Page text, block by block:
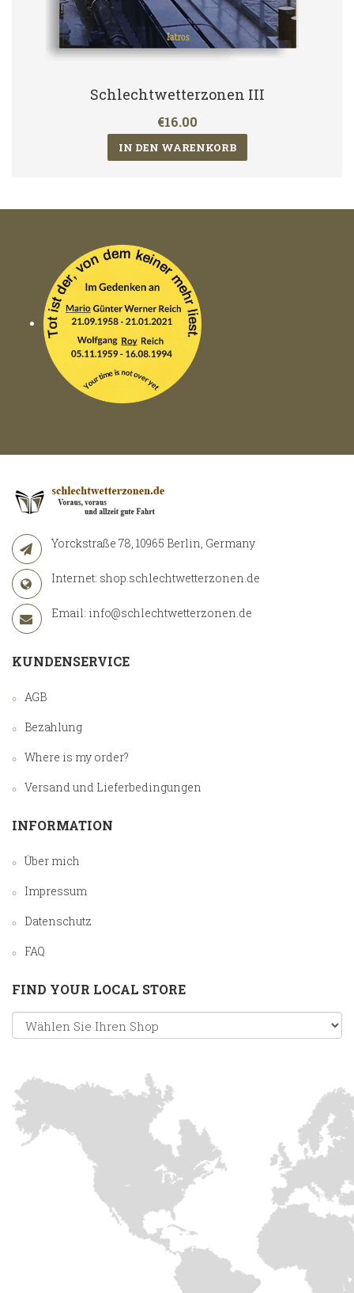
Schlechtwetterzonen III
€16.00
IN DEN WARENKORB
Yorckstraße 78, 10965 Berlin, Germany
Internet: shop.schlechtwetterzonen.de
Email: info@schlechtwetterzonen.de
KUNDENSERVICE
AGB
Bezahlung
Where is my order?
Versand und Lieferbedingungen
INFORMATION
Über mich
Impressum
Datenschutz
FAQ
FIND YOUR LOCAL STORE